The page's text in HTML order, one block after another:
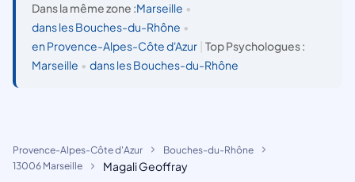
Dans la même zone :Marseille •
dans les Bouches-du-Rhône •
en Provence-Alpes-Côte d'Azur
Top Psychologues :
Marseille • dans les Bouches-du-Rhône
Provence-Alpes-Côte d'Azur
Bouches-du-Rhône
13006 Marseille
Magali Geoffray